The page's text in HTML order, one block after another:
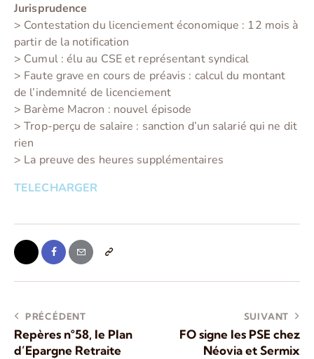
Jurisprudence
> Contestation du licenciement économique : 12 mois à
partir de la notification
> Cumul : élu au CSE et représentant syndical
> Faute grave en cours de préavis : calcul du montant
de l’indemnité de licenciement
> Barème Macron : nouvel épisode
> Trop-perçu de salaire : sanction d’un salarié qui ne dit
rien
> La preuve des heures supplémentaires
TELECHARGER
PRÉCÉDENT
Repères n°58, le Plan
d’Epargne Retraite
SUIVANT
FO signe les PSE chez
Néovia et Sermix